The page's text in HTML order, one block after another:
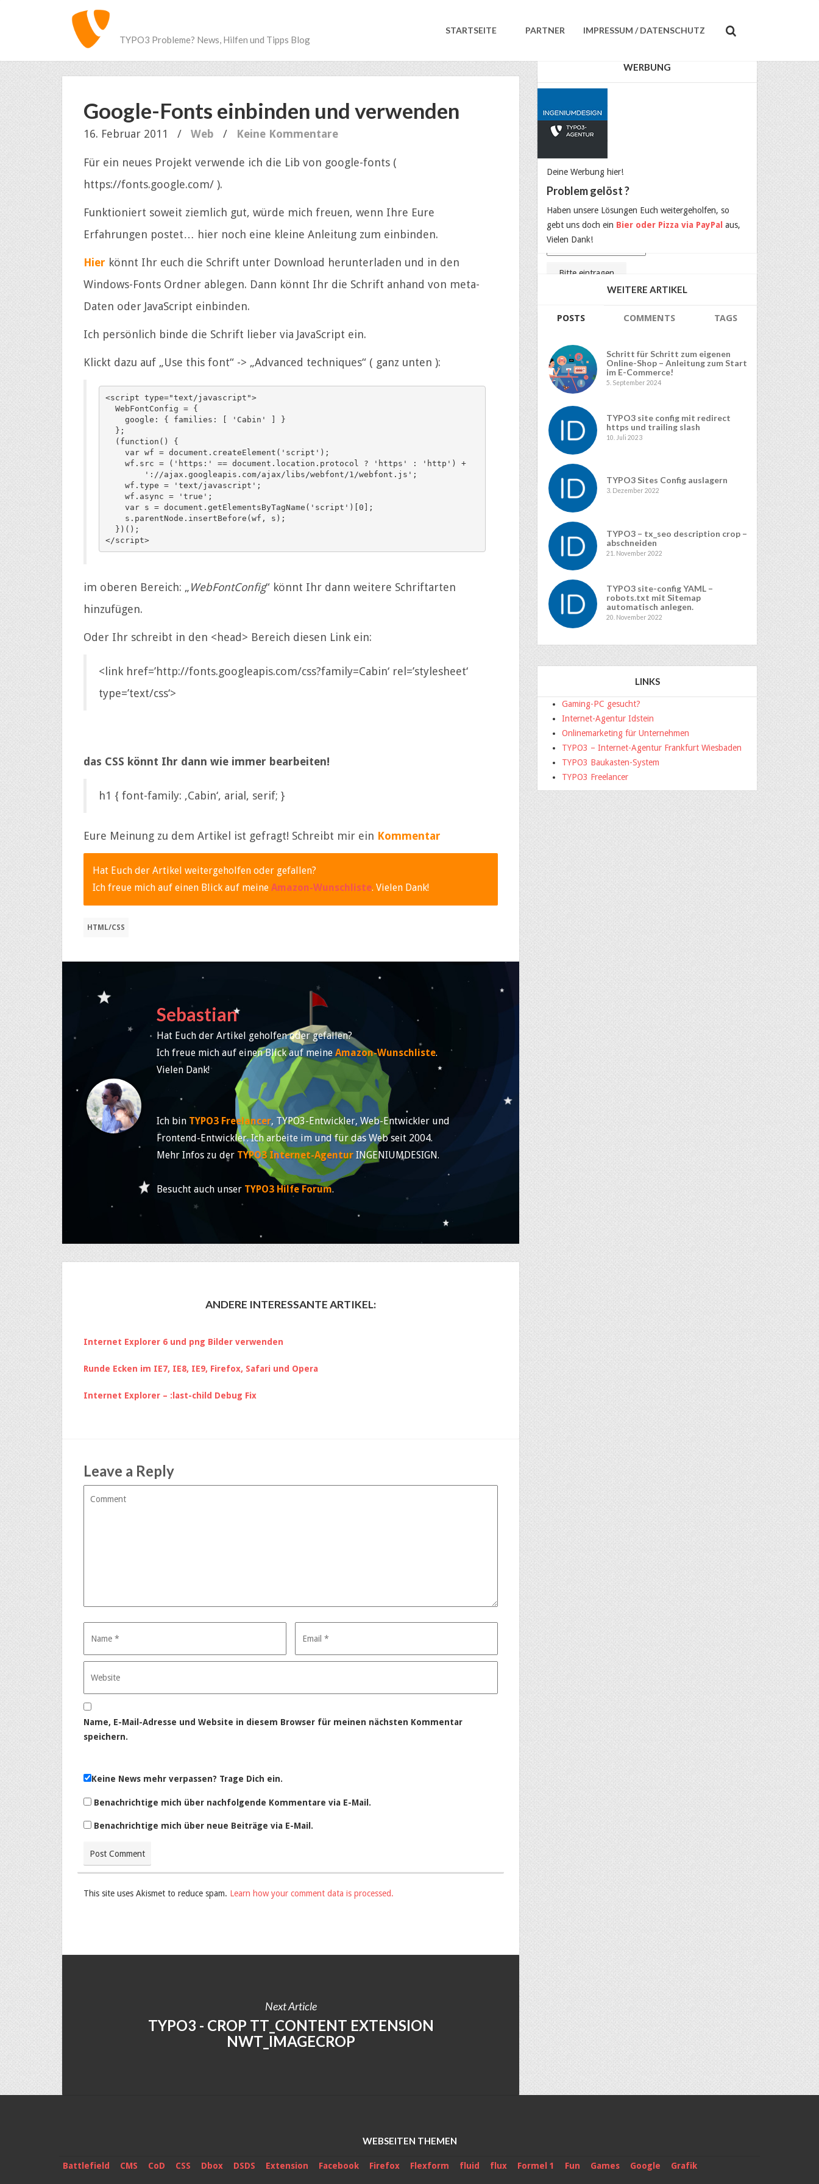
TYPO3 Probleme? News, Hilfen und Tipps Blog
STARTSEITE PARTNER IMPRESSUM / DATENSCHUTZ
Google-Fonts einbinden und verwenden
16. Februar 2011 / Web / Keine Kommentare
Für ein neues Projekt verwende ich die Lib von google-fonts (
https://fonts.google.com/ ).
Funktioniert soweit ziemlich gut, würde mich freuen, wenn Ihre Eure
Erfahrungen postet… hier noch eine kleine Anleitung zum einbinden.
Hier könnt Ihr euch die Schrift unter Download herunterladen und in den
Windows-Fonts Ordner ablegen. Dann könnt Ihr die Schrift anhand von meta-
Daten oder JavaScript einbinden.
Ich persönlich binde die Schrift lieber via JavaScript ein.
Klickt dazu auf „Use this font“ -> „Advanced techniques“ ( ganz unten ):
<script type="text/javascript">
</script>
im oberen Bereich: „WebFontConfig“ könnt Ihr dann weitere Schriftarten
hinzufügen.
Oder Ihr schreibt in den <head> Bereich diesen Link ein:
<link href=’http://fonts.googleapis.com/css?family=Cabin‘ rel=’stylesheet‘
type=’text/css‘>
das CSS könnt Ihr dann wie immer bearbeiten!
h1 { font-family: ‚Cabin‘, arial, serif; }
Eure Meinung zu dem Artikel ist gefragt! Schreibt mir ein Kommentar
Hat Euch der Artikel weitergeholfen oder gefallen?
Ich freue mich auf einen Blick auf meine Amazon-Wunschliste. Vielen Dank!
HTML/CSS
Sebastian
Hat Euch der Artikel geholfen oder gefallen?
Ich freue mich auf einen Blick auf meine Amazon-Wunschliste.
Vielen Dank!
Ich bin TYPO3 Freelancer, TYPO3-Entwickler, Web-Entwickler und
Frontend-Entwickler. Ich arbeite im und für das Web seit 2004.
Mehr Infos zu der TYPO3 Internet-Agentur INGENIUMDESIGN.
Besucht auch unser TYPO3 Hilfe Forum.
ANDERE INTERESSANTE ARTIKEL:
Internet Explorer 6 und png Bilder verwenden
Runde Ecken im IE7, IE8, IE9, Firefox, Safari und Opera
Internet Explorer – :last-child Debug Fix
Leave a Reply
Name, E-Mail-Adresse und Website in diesem Browser für meinen nächsten Kommentar
speichern.
Keine News mehr verpassen? Trage Dich ein.
Benachrichtige mich über nachfolgende Kommentare via E-Mail.
Benachrichtige mich über neue Beiträge via E-Mail.
This site uses Akismet to reduce spam. Learn how your comment data is processed.
Next Article
TYPO3 - CROP TT_CONTENT EXTENSION
NWT_IMAGECROP
KEINE NEWS MEHR VERPASSEN?
Dann einfach hier eintragen:
Email:
Nachname
WERBUNG
Deine Werbung hier!
Problem gelöst ?
Haben unsere Lösungen Euch weitergeholfen, so
gebt uns doch ein Bier oder Pizza via PayPal aus,
Vielen Dank!
WEITERE ARTIKEL
POSTS COMMENTS TAGS
Schritt für Schritt zum eigenen
Online-Shop – Anleitung zum Start
im E-Commerce!
5. September 2024
TYPO3 site config mit redirect
https und trailing slash
10. Juli 2023
TYPO3 Sites Config auslagern
3. Dezember 2022
TYPO3 – tx_seo description crop –
abschneiden
21. November 2022
TYPO3 site-config YAML –
robots.txt mit Sitemap
automatisch anlegen.
20. November 2022
LINKS
Gaming-PC gesucht?
Internet-Agentur Idstein
Onlinemarketing für Unternehmen
TYPO3 – Internet-Agentur Frankfurt Wiesbaden
TYPO3 Baukasten-System
TYPO3 Freelancer
WEBSEITEN THEMEN
Battlefield CMS CoD CSS Dbox DSDS Extension Facebook Firefox Flexform fluid flux Formel 1 Fun Games Google Grafik